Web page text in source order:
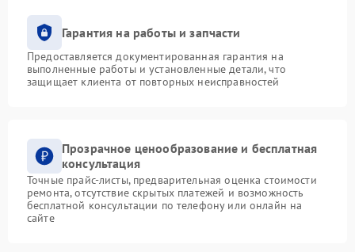
Гарантия на работы и запчасти
Предоставляется документированная гарантия на
выполненные работы и установленные детали, что
защищает клиента от повторных неисправностей
Прозрачное ценообразование и бесплатная
консультация
Точные прайс-листы, предварительная оценка стоимости
ремонта, отсутствие скрытых платежей и возможность
бесплатной консультации по телефону или онлайн на
сайте